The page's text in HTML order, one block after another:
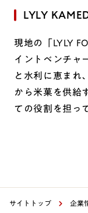
LYLY
現地の「LYLY
イントベンチャ
と水利に恵まれ
から米菓を供給
ての役割を担っ
サイトトップ 企業